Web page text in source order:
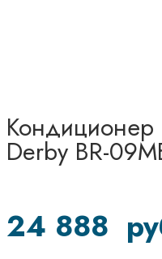
Кондиционер
Derby BR-
24 888